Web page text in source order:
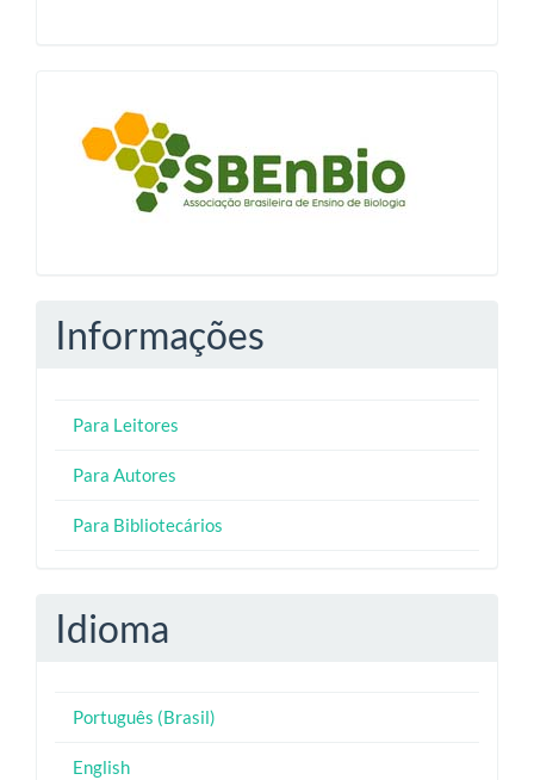
blocologosbenbio
Informações
Para Leitores
Para Autores
Para Bibliotecários
Idioma
Português (Brasil)
English